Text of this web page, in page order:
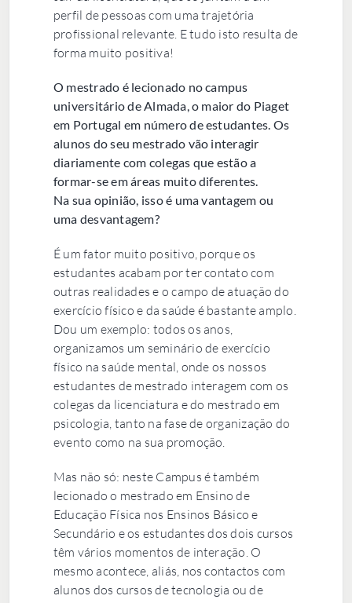
perfil de pessoas com uma trajetória
profissional relevante. E tudo isto resulta de
forma muito positiva!
O mestrado é lecionado no campus
universitário de Almada, o maior do Piaget
em Portugal em número de estudantes. Os
alunos do seu mestrado vão interagir
diariamente com colegas que estão a
formar-se em áreas muito diferentes.
Na sua opinião, isso é uma vantagem ou
uma desvantagem?
É um fator muito positivo, porque os
estudantes acabam por ter contato com
outras realidades e o campo de atuação do
exercício físico e da saúde é bastante amplo.
Dou um exemplo: todos os anos,
organizamos um seminário de exercício
físico na saúde mental, onde os nossos
estudantes de mestrado interagem com os
colegas da licenciatura e do mestrado em
psicologia, tanto na fase de organização do
evento como na sua promoção.
Mas não só: neste Campus é também
lecionado o mestrado em Ensino de
Educação Física nos Ensinos Básico e
Secundário e os estudantes dos dois cursos
têm vários momentos de interação. O
mesmo acontece, aliás, nos contactos com
alunos dos cursos de tecnologia ou de